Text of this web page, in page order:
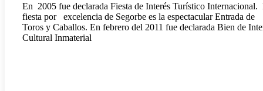
En 2005 fue declarada Fiesta de Interés Turístico Internacional.
fiesta por excelencia de Segorbe es la espectacular Entrada de
Toros y Caballos. En febrero del 2011 fue declarada Bien de
Cultural Inmaterial